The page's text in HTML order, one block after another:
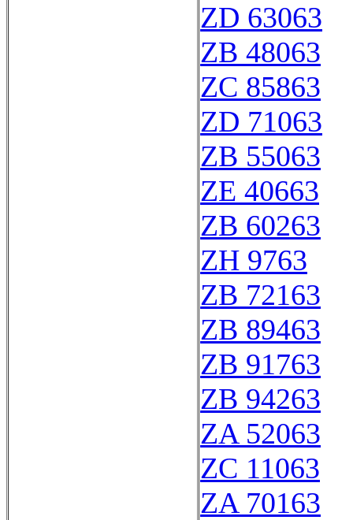
ZD 63063
ZB 48063
ZC 85863
ZD 71063
ZB 55063
ZE 40663
ZB 60263
ZH 9763
ZB 72163
ZB 89463
ZB 91763
ZB 94263
ZA 52063
ZC 11063
ZA 70163